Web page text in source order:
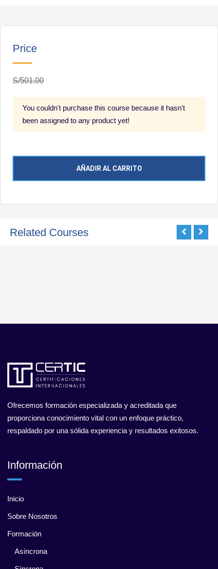
Price
S/501.00
You couldn't purchase this course because it hasn't
been assigned to any product yet!
AÑADIR AL CARRITO
Related Courses
Ofrecemos formación especializada y acreditada que
proporciona conocimiento vital con un enfoque práctico,
respaldado por una sólida experiencia y resultados exitosos.
Información
Inicio
Sobre Nosotros
Formación
Asíncrona